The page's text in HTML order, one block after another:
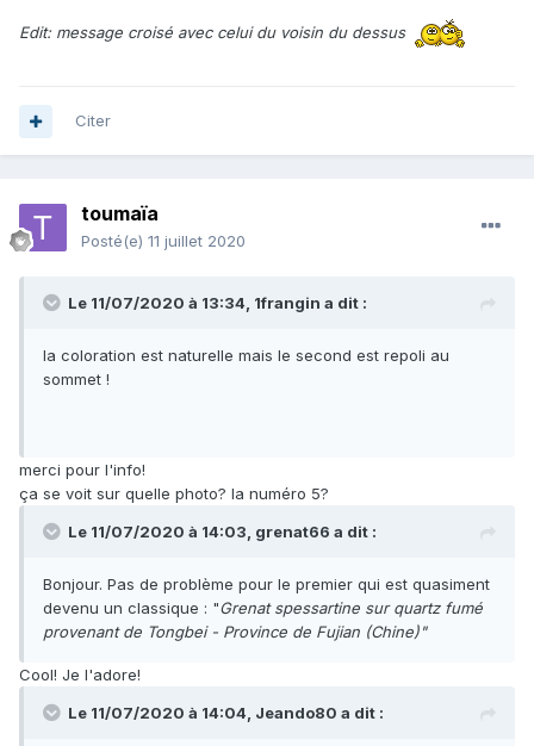
Edit: message croisé avec celui du voisin du dessus
Citer
toumaïa
Posté(e) 11 juillet 2020
Le 11/07/2020 à 13:34, 1frangin a dit :
la coloration est naturelle mais le second est repoli au
sommet !
merci pour l'info!
ça se voit sur quelle photo? la numéro 5?
Le 11/07/2020 à 14:03, grenat66 a dit :
Bonjour. Pas de problème pour le premier qui est quasiment
devenu un classique : "Grenat spessartine sur quartz fumé
provenant de Tongbei - Province de Fujian (Chine)"
Cool! Je l'adore!
Le 11/07/2020 à 14:04, Jeando80 a dit :